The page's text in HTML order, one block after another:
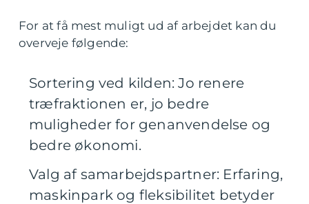
For at få mest muligt ud af arbejdet kan du
overveje følgende:
Sortering ved kilden: Jo renere
træfraktionen er, jo bedre
muligheder for genanvendelse og
bedre økonomi.
Valg af samarbejdspartner: Erfaring,
maskinpark og fleksibilitet betyder